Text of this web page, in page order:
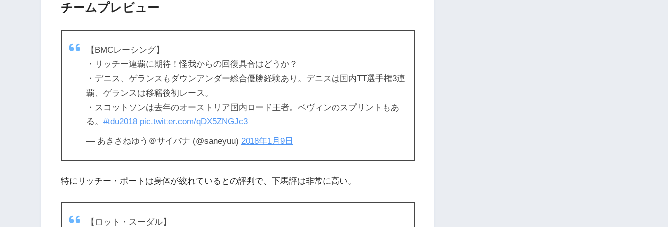
チームプレビュー
【BMCレーシング】
・リッチー連覇に期待！怪我からの回復具合はどうか？
・デニス、ゲランスもダウンアンダー総合優勝経験あり。デニスは国内TT選手権3連
覇、ゲランスは移籍後初レース。
・スコットソンは去年のオーストリア国内ロード王者。ベヴィンのスプリントもあ
る。 #tdu2018 pic.twitter.com/qDX5ZNGJc3
— あきさねゆう＠サイバナ (@saneyuu) 2018年1月9日
特にリッチー・ポートは身体が絞れているとの評判で、下馬評は非常に高い。
【ロット・スーダル】